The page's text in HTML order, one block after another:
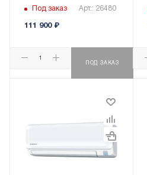
настенная сплит-
Под заказ Арт.: 26480
111 900₽
ПОД ЗАКАЗ